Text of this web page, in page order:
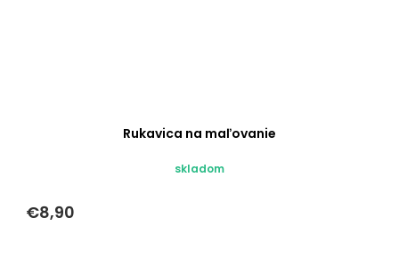
Rukavica na maľovanie
skladom
€8,90